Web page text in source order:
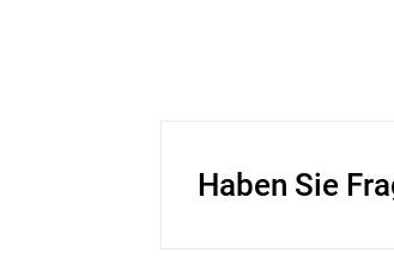
Haben Sie